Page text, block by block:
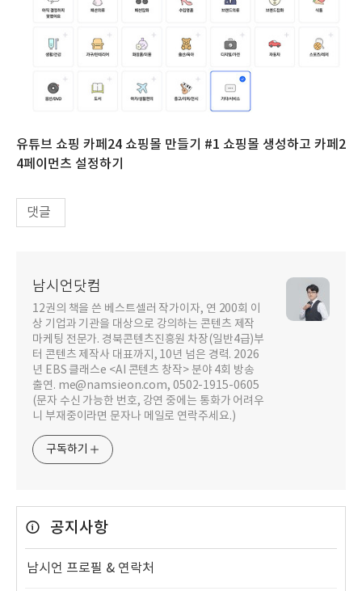
유튜브 쇼핑 카페24 쇼핑몰 만들기 #1 쇼핑몰 생성하고 카페2
4페이먼츠 설정하기
댓글
남시언닷컴
12권의 책을 쓴 베스트셀러 작가이자, 연 200회 이
상 기업과 기관을 대상으로 강의하는 콘텐츠 제작
마케팅 전문가. 경북콘텐츠진흥원 차장(일반4급)부
터 콘텐츠 제작사 대표까지, 10년 넘은 경력. 2026
년 EBS 클래스e <AI 콘텐츠 창작> 분야 4회 방송
출연. me@namsieon.com, 0502-1915-0605
(문자 수신 가능한 번호, 강연 중에는 통화가 어려우
니 부재중이라면 문자나 메일로 연락주세요.)
구독하기
공지사항
남시언 프로필 & 연락처